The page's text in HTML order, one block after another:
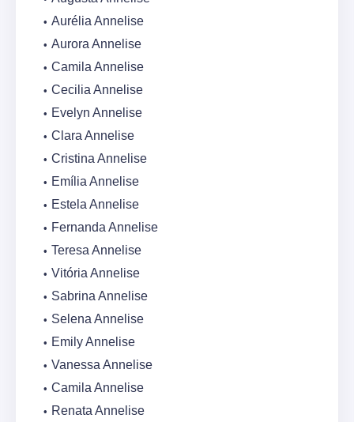
Aurélia Annelise
Aurora Annelise
Camila Annelise
Cecilia Annelise
Evelyn Annelise
Clara Annelise
Cristina Annelise
Emília Annelise
Estela Annelise
Fernanda Annelise
Teresa Annelise
Vitória Annelise
Sabrina Annelise
Selena Annelise
Emily Annelise
Vanessa Annelise
Camila Annelise
Renata Annelise